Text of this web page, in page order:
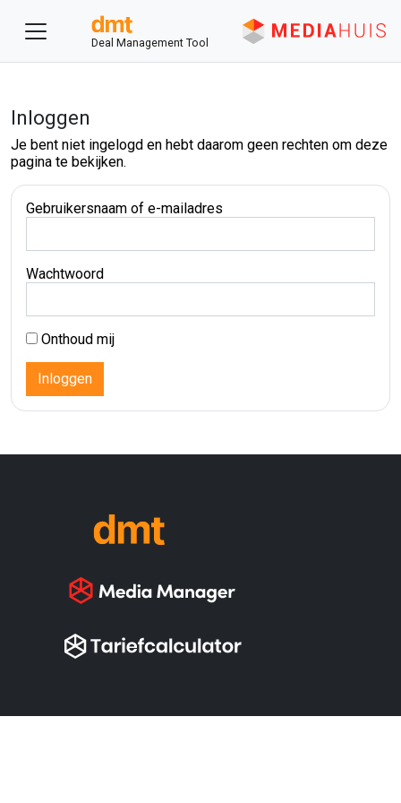
Deal Management Tool
Inloggen
Je bent niet ingelogd en hebt daarom geen rechten om deze
pagina te bekijken.
Gebruikersnaam of e-mailadres
Wachtwoord
Onthoud mij